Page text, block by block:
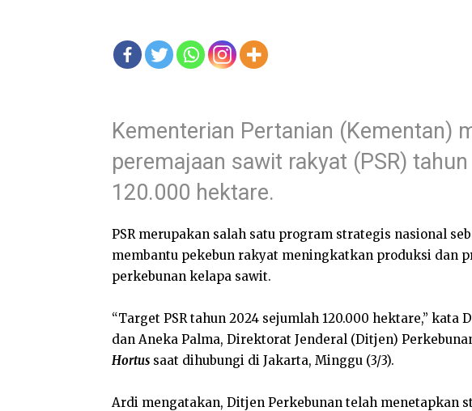
Kementerian Pertanian (Kementan)
peremajaan sawit rakyat (PSR)
120.000 hektare.
PSR merupakan salah satu program strategis nasional
membantu pekebun rakyat meningkatkan produksi dan
perkebunan kelapa sawit.
“Target PSR tahun 2024 sejumlah 120.000 hektare,” kata
dan Aneka Palma, Direktorat Jenderal (Ditjen)
Hortus saat dihubungi di Jakarta, Minggu (3/3).
Ardi mengatakan, Ditjen Perkebunan telah menetapkan